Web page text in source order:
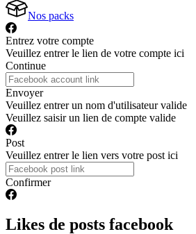
Nos packs
Entrez votre compte
Veuillez entrer le lien de votre compte ici
Continue
Envoyer
Veuillez entrer un nom d'utilisateur valide
Veuillez saisir un lien de compte valide
Post
Veuillez entrer le lien vers votre post ici
Confirmer
Likes de posts facebook